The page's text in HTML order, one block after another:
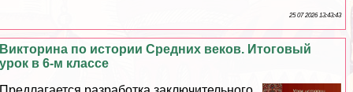
25 07 2026 13:43:43
Викторина по истории Средних веков. Итоговый
урок в 6-м классе